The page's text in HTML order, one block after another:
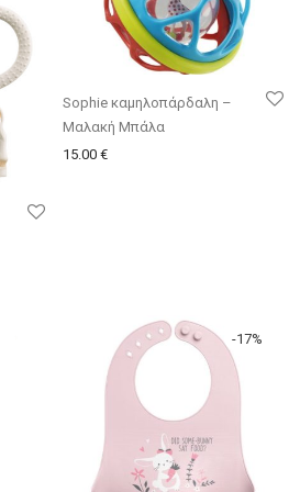
Sophie καμηλοπάρδαλη –
Μαλακή Μπάλα
15.00 €
-17%